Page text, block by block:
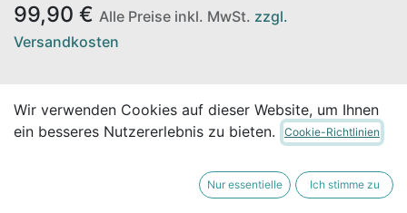
99,90 € Alle Preise inkl. MwSt. zzgl.
Versandkosten
Nicht vorrätig
Erhalten Sie eine Benachrichtigung, wenn wieder
Für später speichern
Wir verwenden Cookies auf dieser Website, um Ihnen
ein besseres Nutzererlebnis zu bieten.
Cookie-Richtlinien
Nur essentielle Ich stimme zu